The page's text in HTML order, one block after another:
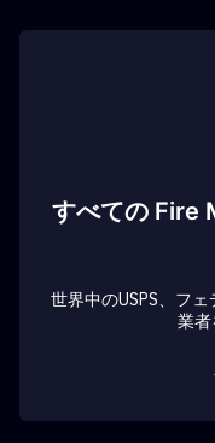
すべての Fire
世界中のUSPS、フ
業者